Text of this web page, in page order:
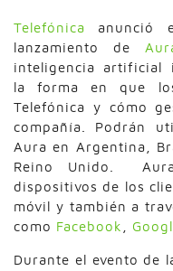
Telefónica anunció
lanzamiento de
inteligencia artificial
la forma en que
Telefónica y cómo
compañía. Podrán
Aura en Argentina,
Reino Unido.
dispositivos de los
móvil y también a
como Facebook
Durante el evento de